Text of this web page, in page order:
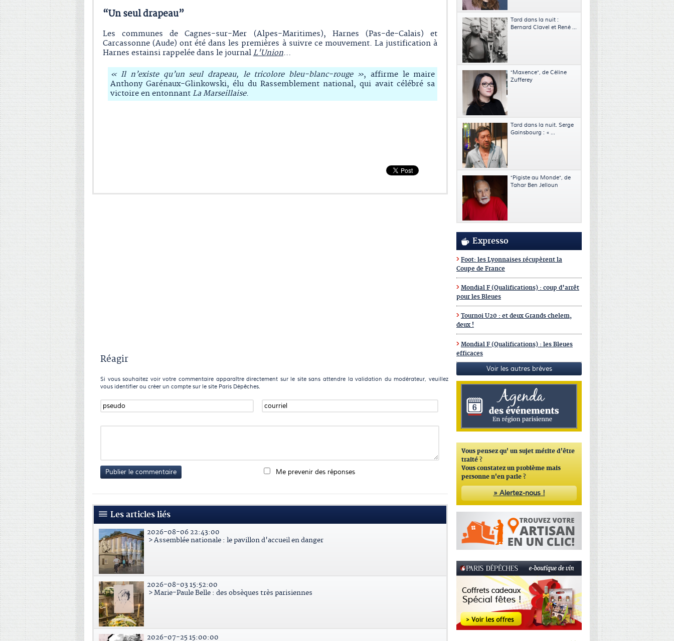
“Un seul drapeau”
Les communes de Cagnes-sur-Mer (Alpes-Maritimes), Harnes (Pas-de-Calais) et
Carcassonne (Aude) ont été dans les premières à suivre ce mouvement. La justification à
Harnes estainsi rappelée dans le journal L'Union…
« Il n’existe qu’un seul drapeau, le tricolore bleu-blanc-rouge », affirme le maire
Anthony Garénaux-Glinkowski, élu du Rassemblement national, qui avait célébré sa
victoire en entonnant La Marseillaise.
Réagir
Si vous souhaitez voir votre commentaire apparaître directement sur le site sans attendre la validation du modérateur, veuillez
vous identifier ou créer un compte sur le site Paris Dépêches.
Publier le commentaire Me prevenir des réponses
Les articles liés
2026-08-06 22:43:00
> Assemblée nationale : le pavillon d'accueil en danger
2026-08-03 15:52:00
> Marie-Paule Belle : des obsèques très parisiennes
2026-07-25 15:00:00
Tard dans la nuit :
Bernard Clavel et René ...
"Maxence", de Céline
Zufferey
Tard dans la nuit. Serge
Gainsbourg : « ...
"Pigiste au Monde", de
Tahar Ben Jelloun
Expresso
Foot: les Lyonnaises récupèrent la
Coupe de France
Mondial F (Qualifications) : coup d’arrêt
pour les Bleues
Tournoi U20 : et deux Grands chelem,
deux !
Mondial F (Qualifications) : les Bleues
efficaces
Voir les autres brèves
Vous pensez qu' un sujet mérite d'être
traité ?
Vous constatez un problème mais
personne n'en parle ?
» Alertez-nous !